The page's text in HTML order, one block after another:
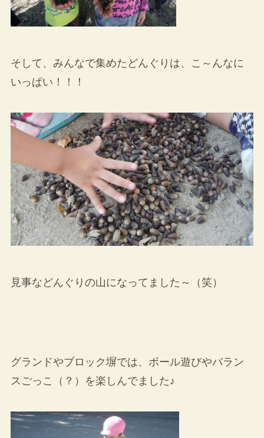
そして、みんなで集めたどんぐりは、こ～んなに
いっぱい！！！
見事などんぐりの山になってました～（笑）
グランドやブロック塀では、ボール遊びやバラン
スごっこ（？）を楽しんでました♪